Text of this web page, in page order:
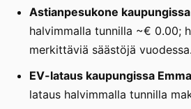
Astianpesukone
halvimmalla tunnilla ~€ 0.00;
merkittäviä säästöjä vuodessa.
EV-lataus kaupungissa
lataus halvimmalla tunnilla